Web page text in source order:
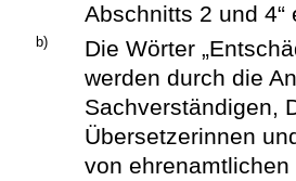
Abschnitts 2 und 4“
b)
Die Wörter
werden durch die
Sachverständigen,
Übersetzerinnen
von